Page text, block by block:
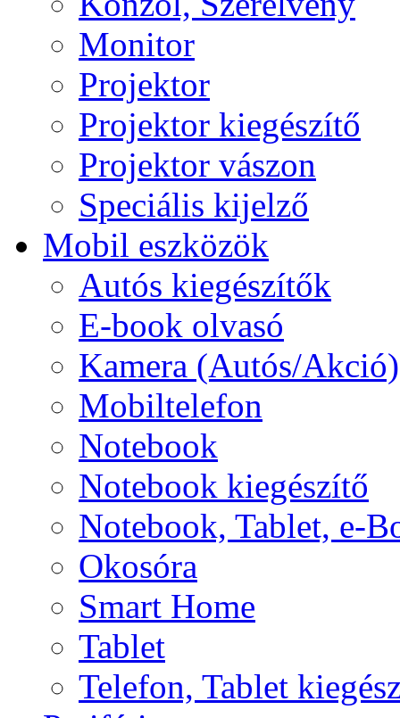
Monitor
Projektor
Projektor kiegészítő
Projektor vászon
Speciális kijelző
Mobil eszközök
Autós kiegészítők
E-book olvasó
Kamera (Autós/Akció)
Mobiltelefon
Notebook
Notebook kiegészítő
Notebook, Tablet, e-
Okosóra
Smart Home
Tablet
Telefon, Tablet